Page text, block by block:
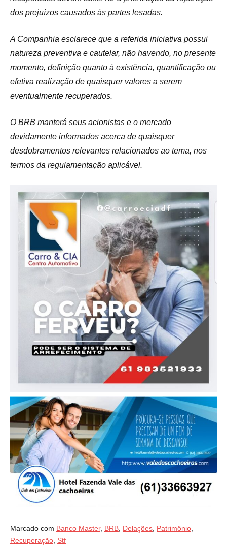
dos prejuízos causados às partes lesadas.
A Companhia esclarece que a referida iniciativa possui
natureza preventiva e cautelar, não havendo, no presente
momento, definição quanto à existência, quantificação ou
efetiva realização de quaisquer valores a serem
eventualmente recuperados.
O BRB manterá seus acionistas e o mercado
devidamente informados acerca de quaisquer
desdobramentos relevantes relacionados ao tema, nos
termos da regulamentação aplicável.
Marcado com Banco Master, BRB, Delações, Patrimônio,
Recuperação, Stf